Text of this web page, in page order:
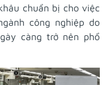
chuẩn bị cho việc
công nghiệp do
càng trở nên phổ